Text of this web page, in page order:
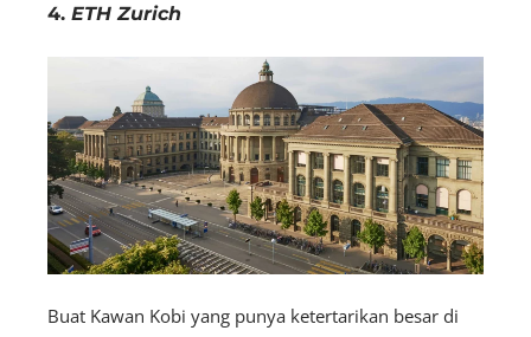
4. ETH Zurich
Buat Kawan Kobi yang punya ketertarikan besar di